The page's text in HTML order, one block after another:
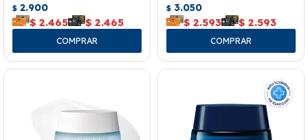
$ 2.900
$ 2.465 $ 2.465
$ 3.050
$ 2.593 $ 2.593